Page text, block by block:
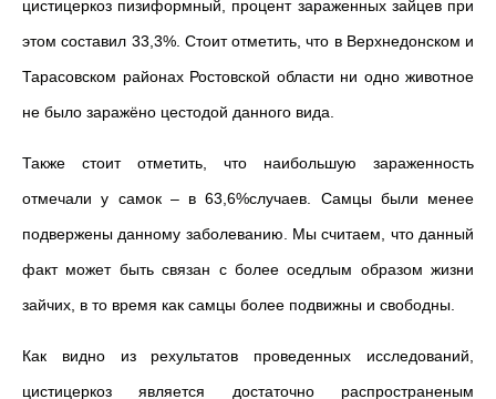
цистицеркоз пизиформный, процент зараженных зайцев при
этом составил 33,3%. Стоит отметить, что в Верхнедонском и
Тарасовском районах Ростовской области ни одно животное
не было заражёно цестодой данного вида.
Также стоит отметить, что наибольшую зараженность
отмечали у самок – в 63,6%случаев. Самцы были менее
подвержены данному заболеванию. Мы считаем, что данный
факт может быть связан с более оседлым образом жизни
зайчих, в то время как самцы более подвижны и свободны.
Как видно из рехультатов проведенных исследований,
цистицеркоз является достаточно распространеным